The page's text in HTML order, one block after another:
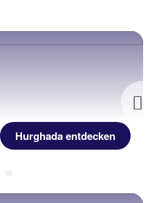
Hurghada entdecken